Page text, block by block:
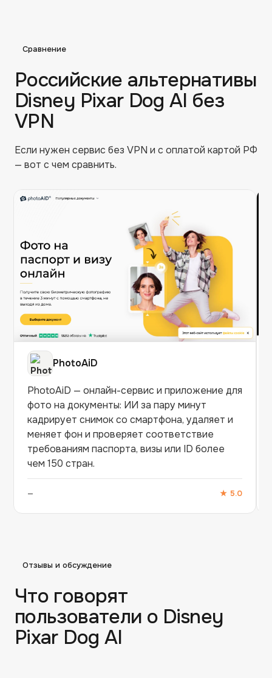
Сравнение
Российские альтернативы
Disney Pixar Dog AI без
VPN
Если нужен сервис без VPN и с оплатой картой РФ
— вот с чем сравнить.
PhotoAiD
PhotoAiD — онлайн-сервис и приложение для
фото на документы: ИИ за пару минут
кадрирует снимок со смартфона, удаляет и
меняет фон и проверяет соответствие
требованиям паспорта, визы или ID более
чем 150 стран.
— ★ 5.0
Отзывы и обсуждение
Что говорят
пользователи о Disney
Pixar Dog AI